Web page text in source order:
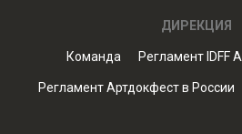
ДИРЕКЦИЯ
Команда Регламент IDFF
Регламент Артдокфест в России